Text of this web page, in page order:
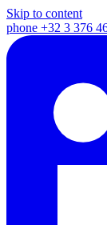
Skip to content
phone +32 3 376